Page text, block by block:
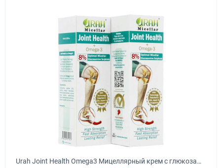
Urah Joint Health Omega3 Мицеллярный крем с глюкозамином питает, омолаживает и укрепляет суставы